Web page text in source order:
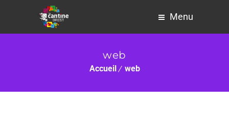
Menu
web
Accueil web